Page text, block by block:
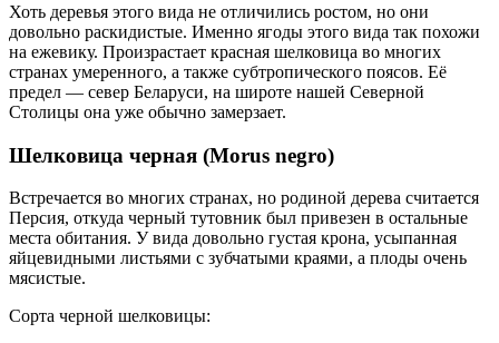
Хоть деревья этого вида не отличились ростом, но они
довольно раскидистые. Именно ягоды этого вида так похожи
на ежевику. Произрастает красная шелковица во многих
странах умеренного, а также субтропического поясов. Её
предел — север Беларуси, на широте нашей Северной
Столицы она уже обычно замерзает.
Шелковица черная (Morus negro)
Встречается во многих странах, но родиной дерева считается
Персия, откуда черный тутовник был привезен в остальные
места обитания. У вида довольно густая крона, усыпанная
яйцевидными листьями с зубчатыми краями, а плоды очень
мясистые.
Сорта черной шелковицы: